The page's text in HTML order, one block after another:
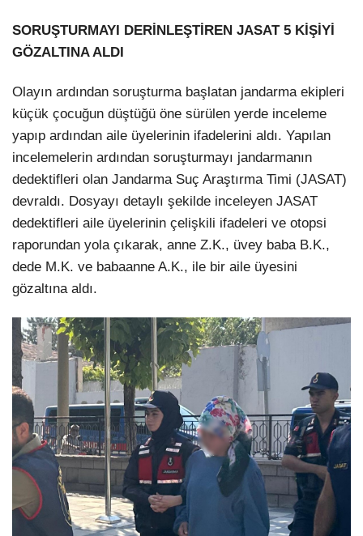
SORUŞTURMAYI DERİNLEŞTİREN JASAT 5 KİŞİYİ
GÖZALTINA ALDI
Olayın ardından soruşturma başlatan jandarma ekipleri
küçük çocuğun düştüğü öne sürülen yerde inceleme
yapıp ardından aile üyelerinin ifadelerini aldı. Yapılan
incelemelerin ardından soruşturmayı jandarmanın
dedektifleri olan Jandarma Suç Araştırma Timi (JASAT)
devraldı. Dosyayı detaylı şekilde inceleyen JASAT
dedektifleri aile üyelerinin çelişkili ifadeleri ve otopsi
raporundan yola çıkarak, anne Z.K., üvey baba B.K.,
dede M.K. ve babaanne A.K., ile bir aile üyesini
gözaltına aldı.